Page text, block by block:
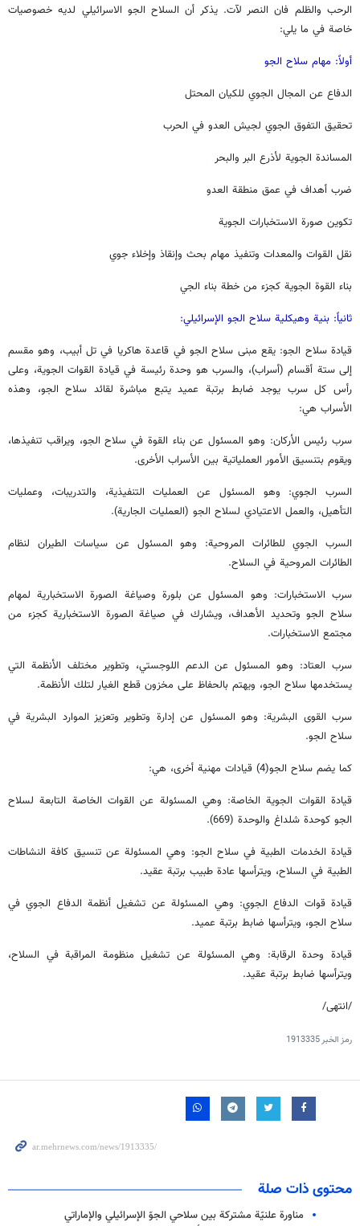
الرحب والظلم فان النصر لآت. یذکر أن السلاح الجو الاسرائيلي لديه خصوصيات
خاصة في ما يلي:
أولاً: مهام سلاح الجو
الدفاع عن المجال الجوي للكيان المحتل
تحقيق التفوق الجوي لجيش العدو في الحرب
المساندة الجوية لأذرع البر والبحر
ضرب أهداف في عمق منطقة العدو
تكوين صورة الاستخبارات الجوية
نقل القوات والمعدات وتنفيذ مهام بحث وإنقاذ وإخلاء جوي
بناء القوة الجوية كجزء من خطة بناء الجي
ثانياً: بنية وهيكلية سلاح الجو الإسرائيلي:
قيادة سلاح الجو: يقع مبنى سلاح الجو في قاعدة هاكريا في تل أبيب، وهو مقسم
إلى ستة أقسام (أسراب)، والسرب هو وحدة رئيسة في قيادة القوات الجوية، وعلى
رأس كل سرب يوجد ضابط برتبة عميد يتبع مباشرة لقائد سلاح الجو، وهذه
الأسراب هي:
سرب رئيس الأركان: وهو المسئول عن بناء القوة في سلاح الجو، ويراقب تنفيذها،
ويقوم بتنسيق الأمور العملياتية بين الأسراب الأخرى.
السرب الجوي: وهو المسئول عن العمليات التنفيذية، والتدريبات، وعمليات
التأهيل، والعمل الاعتيادي لسلاح الجو (العمليات الجارية).
السرب الجوي للطائرات المروحية: وهو المسئول عن سياسات الطيران لنظام
الطائرات المروحية في السلاح.
سرب الاستخبارات: وهو المسئول عن بلورة وصياغة الصورة الاستخبارية لمهام
سلاح الجو وتحديد الأهداف، ويشارك في صياغة الصورة الاستخبارية كجزء من
مجتمع الاستخبارات.
سرب العتاد: وهو المسئول عن الدعم اللوجستي، وتطوير مختلف الأنظمة التي
يستخدمها سلاح الجو، ويهتم بالحفاظ على مخزون قطع الغيار لتلك الأنظمة.
سرب القوى البشرية: وهو المسئول عن إدارة وتطوير وتعزيز الموارد البشرية في
سلاح الجو.
كما يضم سلاح الجو(4) قيادات مهنية أخرى، هي:
قيادة القوات الجوية الخاصة: وهي المسئولة عن القوات الخاصة التابعة لسلاح
الجو كوحدة شلداغ والوحدة (669).
قيادة الخدمات الطبية في سلاح الجو: وهي المسئولة عن تنسيق كافة النشاطات
الطبية في السلاح، ويترأسها عادة طبيب برتبة عقيد.
قيادة قوات الدفاع الجوي: وهي المسئولة عن تشغيل أنظمة الدفاع الجوي في
سلاح الجو، ويترأسها ضابط برتبة عميد.
قيادة وحدة الرقابة: وهي المسئولة عن تشغيل منظومة المراقبة في السلاح،
ويترأسها ضابط برتبة عقيد.
/انتهى/
رمز الخبر1913335
محتوى ذات صلة
مناورة علنيّة مشتركة بين سلاحي الجوّ الإسرائيلي والإماراتي